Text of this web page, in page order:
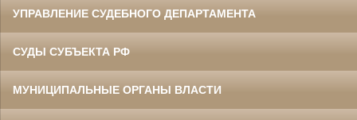
УПРАВЛЕНИЕ СУДЕБНОГО ДЕПАРТАМЕНТА
СУДЫ СУБЪЕКТА РФ
МУНИЦИПАЛЬНЫЕ ОРГАНЫ ВЛАСТИ